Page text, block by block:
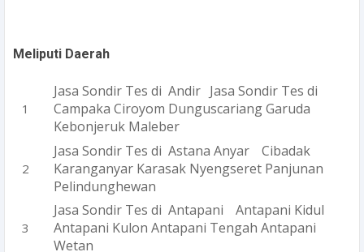
Meliputi Daerah
Jasa Sondir Tes di Andir Jasa Sondir Tes di
Campaka Ciroyom Dunguscariang Garuda
Kebonjeruk Maleber
Jasa Sondir Tes di Astana Anyar
Cibadak
Karanganyar Karasak Nyengseret Panjunan
Pelindunghewan
Jasa Sondir Tes di Antapani
Antapani Kidul
Antapani Kulon Antapani Tengah Antapani
Wetan